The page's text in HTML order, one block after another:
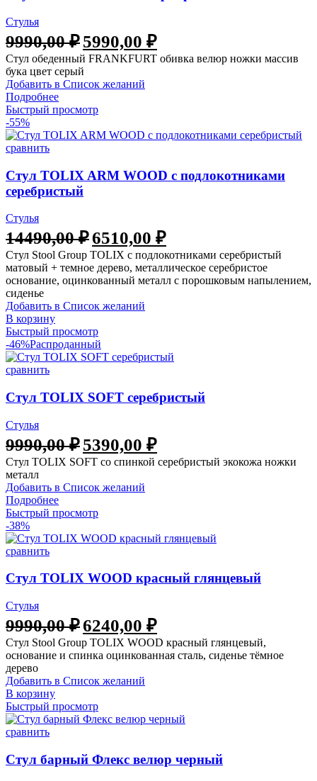
Стулья
9990,00₽5990,00 ₽
Стул обеденный FRANKFURT обивка велюр ножки массив
бука цвет серый
Добавить в Список желаний
Подробнее
Быстрый просмотр
-55%
сравнить
Стул TOLIX ARM WOOD с подлокотниками
серебристый
Стулья
14490,00₽6510,00 ₽
Стул Stool Group TOLIX с подлокотниками серебристый
матовый + темное дерево, металлическое серебристое
основание, оцинкованный металл с порошковым напылением,
сиденье
Добавить в Список желаний
В корзину
Быстрый просмотр
-46%Распроданный
сравнить
Стул TOLIX SOFT серебристый
Стулья
9990,00₽5390,00 ₽
Стул TOLIX SOFT со спинкой серебристый экокожа ножки
металл
Добавить в Список желаний
Подробнее
Быстрый просмотр
-38%
сравнить
Стул TOLIX WOOD красный глянцевый
Стулья
9990,00₽6240,00 ₽
Стул Stool Group TOLIX WOOD красный глянцевый,
основание и спинка оцинкованная сталь, сиденье тёмное
дерево
Добавить в Список желаний
В корзину
Быстрый просмотр
сравнить
Стул барный Флекс велюр черный